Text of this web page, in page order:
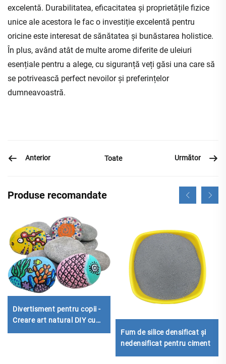
excelentă. Durabilitatea, eficacitatea și proprietățile fizice
unice ale acestora le fac o investiție excelentă pentru
oricine este interesat de sănătatea și bunăstarea holistice.
În plus, având atât de multe arome diferite de uleiuri
esențiale pentru a alege, cu siguranță veți găsi una care să
se potrivească perfect nevoilor și preferințelor
dumneavoastră.
Anterior Toate Următor
Produse recomandate
Divertisment pentru copii -
Creare art natural DIY cu
Fum de silice densificat și
nedensificat pentru ciment